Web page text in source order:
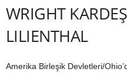
WRIGHT
LILIENTHAL
Amerika Birleşik Devletleri/